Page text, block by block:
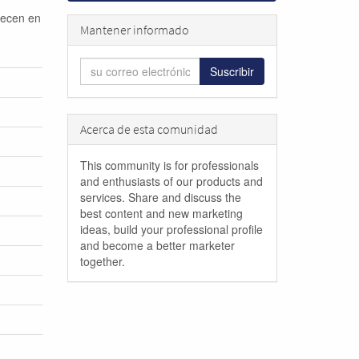
en
Mantener informado
Suscribir
Acerca de esta comunidad
This community is for professionals
and enthusiasts of our products and
services. Share and discuss the
best content and new marketing
ideas, build your professional profile
and become a better marketer
together.